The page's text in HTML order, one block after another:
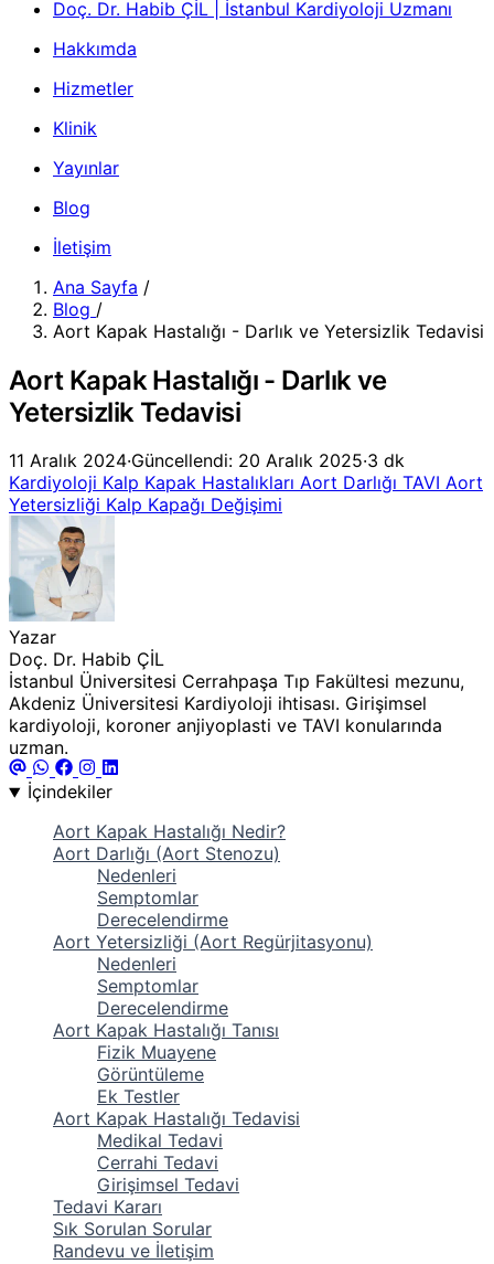
Doç. Dr. Habib ÇİL | İstanbul Kardiyoloji Uzmanı
Hakkımda
Hizmetler
Klinik
Yayınlar
Blog
İletişim
Ana Sayfa /
Blog /
Aort Kapak Hastalığı - Darlık ve Yetersizlik Tedavisi
Aort Kapak Hastalığı - Darlık ve
Yetersizlik Tedavisi
11 Aralık 2024·Güncellendi: 20 Aralık 2025·3 dk
Kardiyoloji Kalp Kapak Hastalıkları Aort Darlığı TAVI Aort
Yetersizliği Kalp Kapağı Değişimi
Yazar
Doç. Dr. Habib ÇİL
İstanbul Üniversitesi Cerrahpaşa Tıp Fakültesi mezunu,
Akdeniz Üniversitesi Kardiyoloji ihtisası. Girişimsel
kardiyoloji, koroner anjiyoplasti ve TAVI konularında
uzman.
İçindekiler
Aort Kapak Hastalığı Nedir?
Aort Darlığı (Aort Stenozu)
Nedenleri
Semptomlar
Derecelendirme
Aort Yetersizliği (Aort Regürjitasyonu)
Nedenleri
Semptomlar
Derecelendirme
Aort Kapak Hastalığı Tanısı
Fizik Muayene
Görüntüleme
Ek Testler
Aort Kapak Hastalığı Tedavisi
Medikal Tedavi
Cerrahi Tedavi
Girişimsel Tedavi
Tedavi Kararı
Sık Sorulan Sorular
Randevu ve İletişim